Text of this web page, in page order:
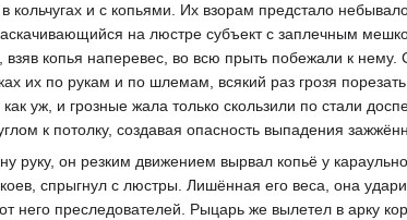
кольчугах и с копьями. Их взорам предстало
на люстре субъект с заплечным
копья наперевес, во всю прыть побежали к
их по рукам и по шлемам, всякий раз грозя
уж, и грозные жала только скользили по стали
к потолку, создавая опасность выпадения
руку, он резким движением вырвал копьё у
спрыгнул с люстры. Лишённая его веса, она
него преследователей. Рыцарь же вылетел в арку